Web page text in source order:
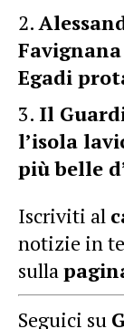
Egadi
Il
l’isola
più belle
Iscriviti al
notizie in
sulla
Seguici su